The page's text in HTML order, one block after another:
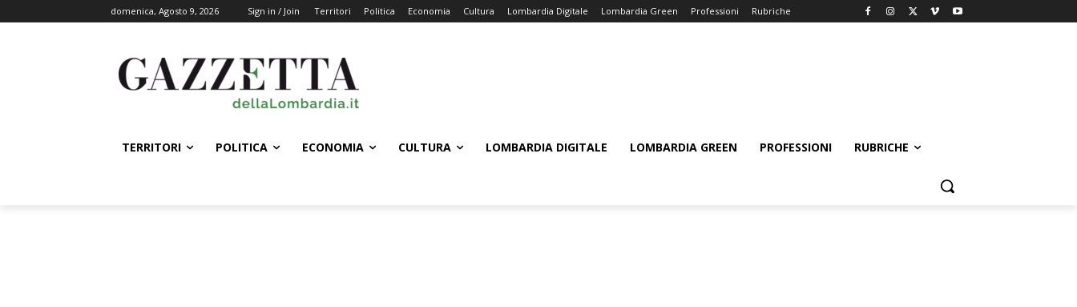
domenica, Agosto 9, 2026 Sign in / Join Territori Politica Economia Cultura Lombardia Digitale Lombardia Green Professioni Rubriche
TERRITORI POLITICA ECONOMIA CULTURA LOMBARDIA DIGITALE LOMBARDIA GREEN PROFESSIONI RUBRICHE